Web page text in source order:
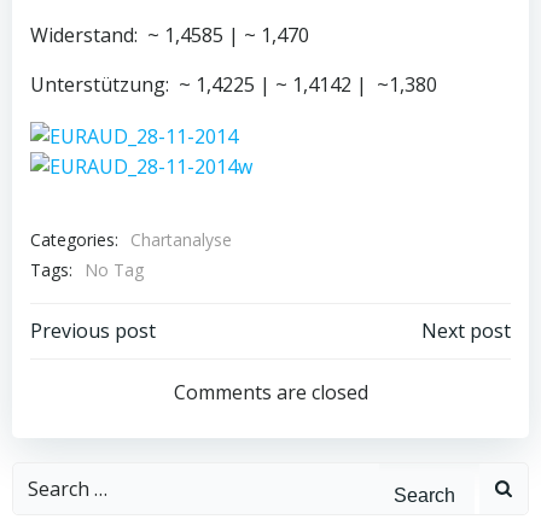
Widerstand: ~ 1,4585 | ~ 1,470
Unterstützung: ~ 1,4225 | ~ 1,4142 | ~1,380
Categories:
Chartanalyse
Tags:
No Tag
Post
navigation
Previous post
navigation
Next post
Comments are closed
Search